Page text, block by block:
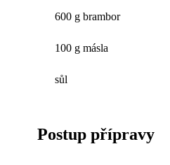
600 g brambor
100 g másla
sůl
Postup přípravy